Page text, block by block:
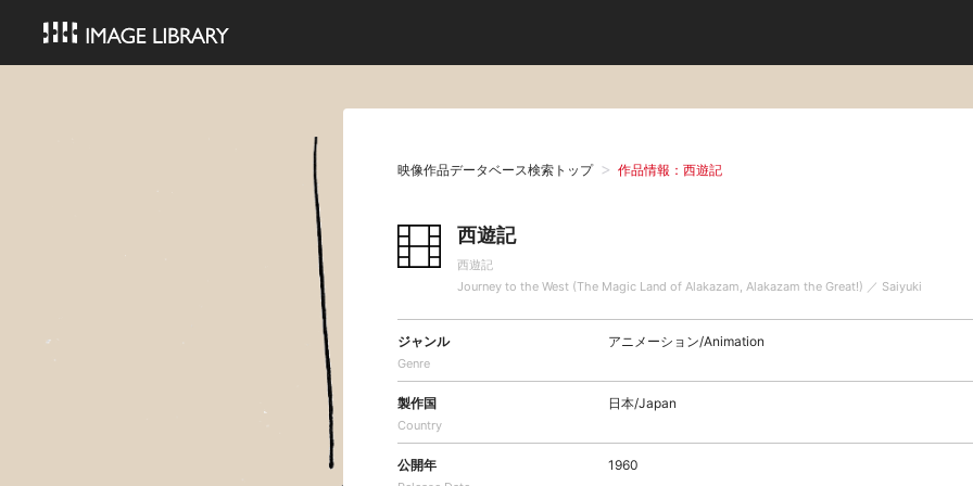
映像作品データベース検索トップ 作品情報：西遊記
西遊記
西遊記
Journey to the West (The Magic Land of Alakazam, Alakazam the Great!) ／ Saiyuki
ジャンル
Genre
アニメーション/Animation
製作国
Country
日本/Japan
公開年 1960